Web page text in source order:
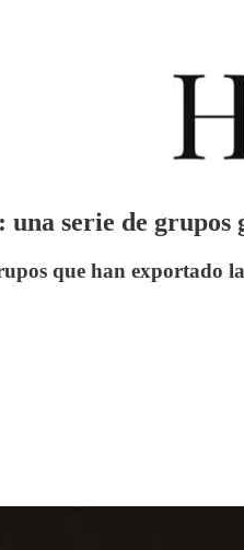
una serie de
que han exportado